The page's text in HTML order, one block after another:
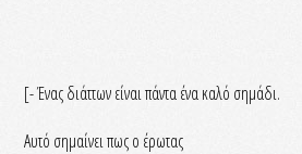
[- Ένας διάττων είναι πάντα ένα καλό σημάδι.
Αυτό σημαίνει πως ο έρωτας